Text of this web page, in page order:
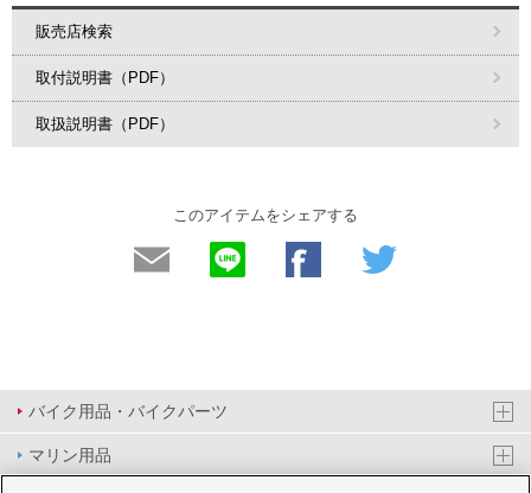
販売店検索
取付説明書（PDF）
取扱説明書（PDF）
このアイテムをシェアする
バイク用品・バイクパーツ
マリン用品